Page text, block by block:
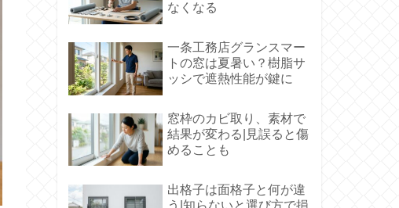
なくなる
一条工務店グランスマー
トの窓は夏暑い？樹脂サ
ッシで遮熱性能が鍵に
窓枠のカビ取り、素材で
結果が変わる|見誤ると傷
めることも
出格子は面格子と何が違
う|知らないと選び方で損